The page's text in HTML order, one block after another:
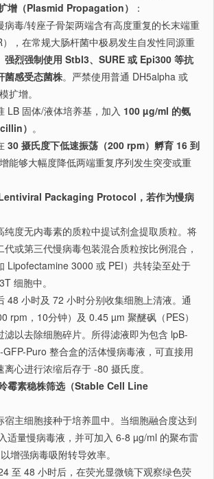
增（Plasmid Propagation）
：
病毒/转座子骨架两端含有高度重复的长末端重
，在常规大肠杆菌中极易发生自发性同源重
强烈强制使用 Stbl3、SURE 或 Epi300 等抗
菌感受态菌株。严禁使用普通 DH5alpha 或
扩增。
LB 固体/液体培养基，加入 100 µg/ml 的氨
） 。
30 摄氏度下低速振荡（200 rpm）孵育 16 到
能够大幅度降低两端重复序列发生突变或重
Packaging Protocol，若作为慢病
纯度无内毒素的质粒中提试剂盒提取质粒。将
或第三代慢病毒包装混合质粒按比例混合，
Lipofectamine 3000 或 PEI）共转染至处于
细胞中。
48 小时及 72 小时分别收集细胞上清液。通
rpm，10分钟）及 0.45 µm 聚醚砜（PES）
滤以去除细胞碎片。所得滤液即为包含 lpB-
Puro 整合盒的活体慢病毒液，可直接用
心进行浓缩后存于 -80 摄氏度。
霉素稳株筛选（Stable Cell Line
宿主细胞接种于培养皿中。当细胞融合度达到
适量慢病毒液，并可加入 6-8 µg/ml 的聚布雷
增强病毒吸附转导效率。
至 48 小时后，在荧光显微镜下观察绿色荧